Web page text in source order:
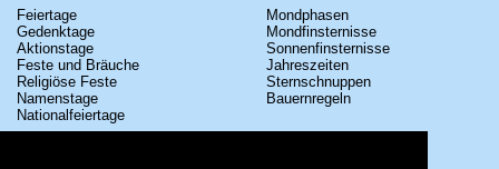
Feiertage
Gedenktage
Aktionstage
Feste und Bräuche
Religiöse Feste
Namenstage
Nationalfeiertage
Mondphasen
Mondfinsternisse
Sonnenfinsternisse
Jahreszeiten
Sternschnuppen
Bauernregeln